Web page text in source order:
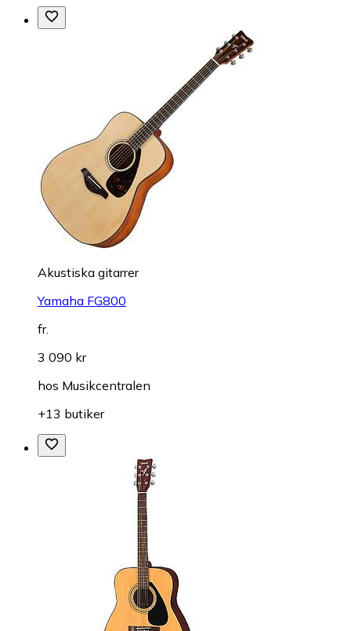
Akustiska gitarrer
Yamaha FG800
fr.
3 090 kr
hos Musikcentralen
+13 butiker